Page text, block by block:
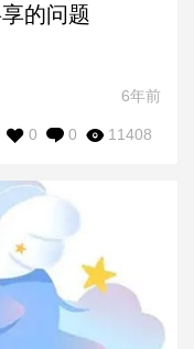
的问题
6年前
11408
0
0